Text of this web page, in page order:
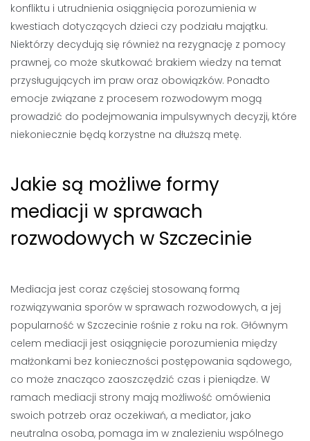
konfliktu i utrudnienia osiągnięcia porozumienia w
kwestiach dotyczących dzieci czy podziału majątku.
Niektórzy decydują się również na rezygnację z pomocy
prawnej, co może skutkować brakiem wiedzy na temat
przysługujących im praw oraz obowiązków. Ponadto
emocje związane z procesem rozwodowym mogą
prowadzić do podejmowania impulsywnych decyzji, które
niekoniecznie będą korzystne na dłuższą metę.
Jakie są możliwe formy
mediacji w sprawach
rozwodowych w Szczecinie
Mediacja jest coraz częściej stosowaną formą
rozwiązywania sporów w sprawach rozwodowych, a jej
popularność w Szczecinie rośnie z roku na rok. Głównym
celem mediacji jest osiągnięcie porozumienia między
małżonkami bez konieczności postępowania sądowego,
co może znacząco zaoszczędzić czas i pieniądze. W
ramach mediacji strony mają możliwość omówienia
swoich potrzeb oraz oczekiwań, a mediator, jako
neutralna osoba, pomaga im w znalezieniu wspólnego